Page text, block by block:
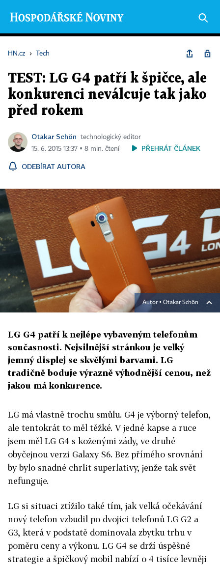
HN.cz › Tech
TEST: LG G4 patří k špičce, ale
konkurenci neválcuje tak jako
před rokem
Otakar Schön
technologický editor
15. 6. 2015 13:37 ▪ 8 min. čtení
PŘEHRÁT ČLÁNEK
ODEBÍRAT AUTORA
Autor ▪ Otakar Schön
LG G4 patří k nejlépe vybaveným telefonům
současnosti. Nejsilnější stránkou je velký
jemný displej se skvělými barvami. LG
tradičně boduje výrazně výhodnější cenou, než
jakou má konkurence.
LG má vlastně trochu smůlu. G4 je výborný telefon,
ale tentokrát to měl těžké. V jedné kapse a ruce
jsem měl LG G4 s koženými zády, ve druhé
obyčejnou verzi Galaxy S6. Bez přímého srovnání
by bylo snadné chrlit superlativy, jenže tak svět
nefunguje.
LG si situaci ztížilo také tím, jak velká očekávání
nový telefon vzbudil po dvojici telefonů LG G2 a
G3, která v podstatě dominovala zbytku trhu v
poměru ceny a výkonu. LG G4 se drží úspěšné
strategie a špičkový mobil nabízí o 4 tisíce levněji